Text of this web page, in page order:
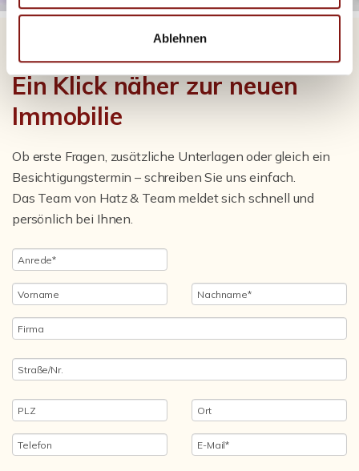
Ablehnen
Ein Klick näher zur neuen
Immobilie
Ob erste Fragen, zusätzliche Unterlagen oder gleich ein
Besichtigungstermin – schreiben Sie uns einfach.
Das Team von Hatz & Team meldet sich schnell und
persönlich bei Ihnen.